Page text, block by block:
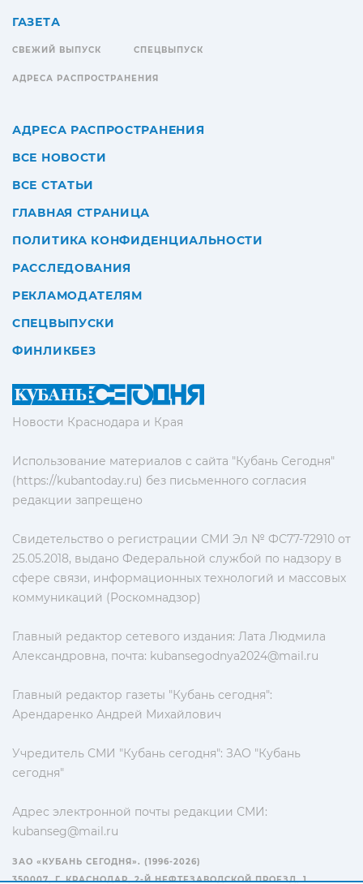
Новости Краснодара и Края
Использование материалов с сайта "Кубань Сегодня"
(https://kubantoday.ru) без письменного согласия
редакции запрещено
Свидетельство о регистрации СМИ Эл № ФС77-72910 от
25.05.2018, выдано Федеральной службой по надзору в
сфере связи, информационных технологий и массовых
коммуникаций (Роскомнадзор)
Главный редактор сетевого издания: Лата Людмила
Александровна, почта: kubansegodnya2024@mail.ru
Главный редактор газеты "Кубань сегодня":
Арендаренко Андрей Михайлович
Учредитель СМИ "Кубань сегодня": ЗАО "Кубань
сегодня"
Адрес электронной почты редакции СМИ:
kubanseg@mail.ru
ГАЗЕТА
СВЕЖИЙ ВЫПУСК СПЕЦВЫПУСК
АДРЕСА РАСПРОСТРАНЕНИЯ
АДРЕСА РАСПРОСТРАНЕНИЯ
ВСЕ НОВОСТИ
ВСЕ СТАТЬИ
ГЛАВНАЯ СТРАНИЦА
ПОЛИТИКА КОНФИДЕНЦИАЛЬНОСТИ
РАССЛЕДОВАНИЯ
РЕКЛАМОДАТЕЛЯМ
СПЕЦВЫПУСКИ
ФИНЛИКБЕЗ
ЗАО «КУБАНЬ СЕГОДНЯ». (1996-2026)
350007, Г. КРАСНОДАР, 2-Й НЕФТЕЗАВОДСКОЙ ПРОЕЗД, 1